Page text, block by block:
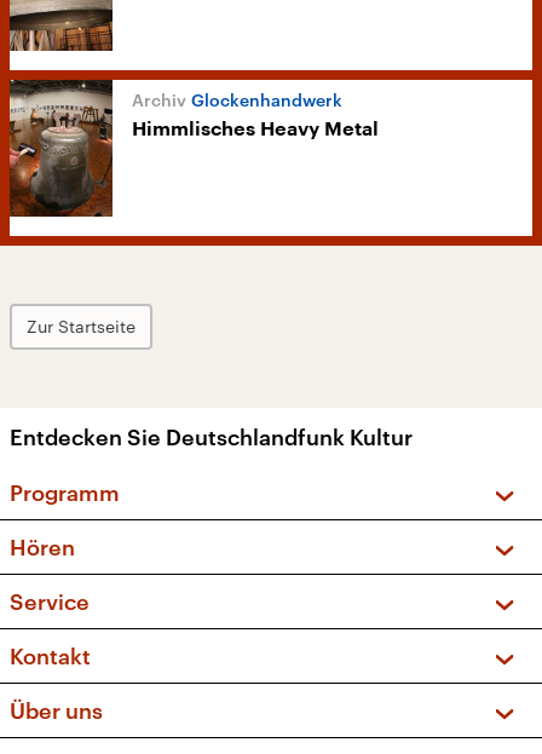
Glockenhandwerk
Himmlisches Heavy Metal
Zur Startseite
Entdecken Sie Deutschlandfunk Kultur
Programm
Sendungen und Podcasts
Musikliste
Kakadu – Das Kinderprogramm
Hören
Frequenzen (UKW + DAB+)
Service
FAQ
Apps
Newsletter
Kontakt
Social Media
Über uns